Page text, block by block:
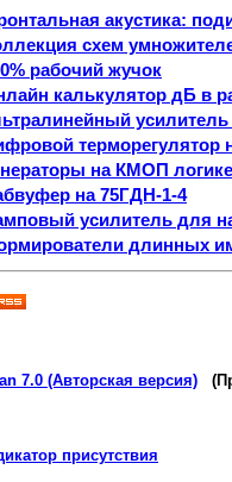
акустика:
схем
рабочий жучок
калькулятор дБ в
терморегулятор
на КМОП логике
на 75ГДН-1-4
усилитель для
длинных
7.0 (Авторская версия)
присутствия